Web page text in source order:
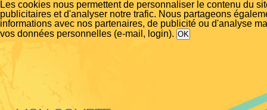
Les cookies nous permettent de personnaliser le contenu du
publicitaires et d'analyser notre trafic. Nous partageons
informations avec nos partenaires, de publicité ou d'analyse
vos données personnelles (e-mail, login).